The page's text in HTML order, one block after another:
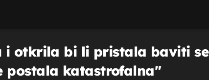
i otkrila bi li pristala baviti se
postala katastrofalna"